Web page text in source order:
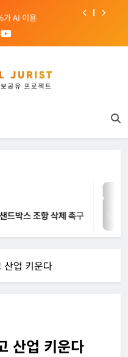
가 AI 이용
설립을 바라보며
삭제 촉구
AI 이용
설립을 바라보며
조항 삭제 촉구
산업 키운다
산업 키운다